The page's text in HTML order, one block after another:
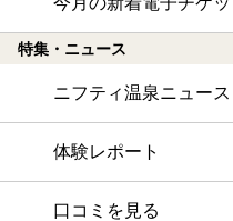
特集・ニュース
ニフティ温泉ニュース
体験レポート
口コミを見る